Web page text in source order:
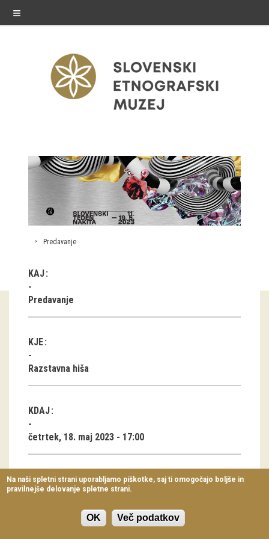
≡
razstave
Stalne razstave
Občasne razstave
Virtualni sprehodi
Razstavni projekti
Arhiv razstav
dogodki
Koledar dogodkov
Prireditve
Predavanja
Delavnice
Vodeni ogledi
Predavanje
KAJ
Predavanje
KJE
Razstavna hiša
KDAJ
četrtek, 18. maj 2023 - 17:00
TRAJANJE
Na naši spletni strani uporabljamo piškotke, saj ti omogočajo boljše in
pravilnejše delovanje spletne strani.
OK Več podatkov